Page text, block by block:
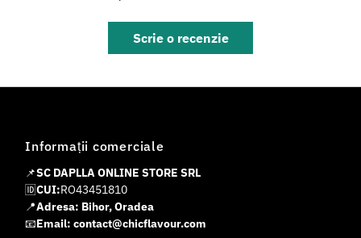
Scrie o recenzie
Informații comerciale
📌SC DAPLLA ONLINE STORE SRL
🆔CUI:RO43451810
📍Adresa: Bihor, Oradea
📧Email: contact@chicflavour.com